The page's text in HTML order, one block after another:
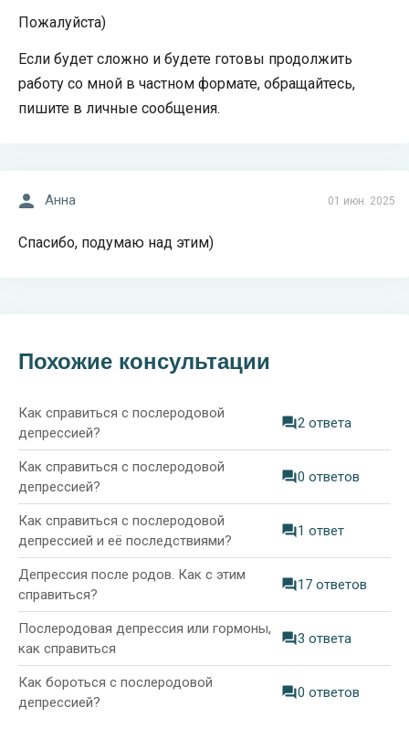
Пожалуйста)
Если будет сложно и будете готовы продолжить
работу со мной в частном формате, обращайтесь,
пишите в личные сообщения.
01 июн. 2025
Анна
Спасибо, подумаю над этим)
Похожие консультации
Как справиться с послеродовой
депрессией?
2 ответа
Как справиться с послеродовой
депрессией?
0 ответов
Как справиться с послеродовой
депрессией и её последствиями?
1 ответ
Депрессия после родов. Как с этим
справиться?
17 ответов
Послеродовая депрессия или гормоны,
как справиться
3 ответа
Как бороться с послеродовой
депрессией?
0 ответов